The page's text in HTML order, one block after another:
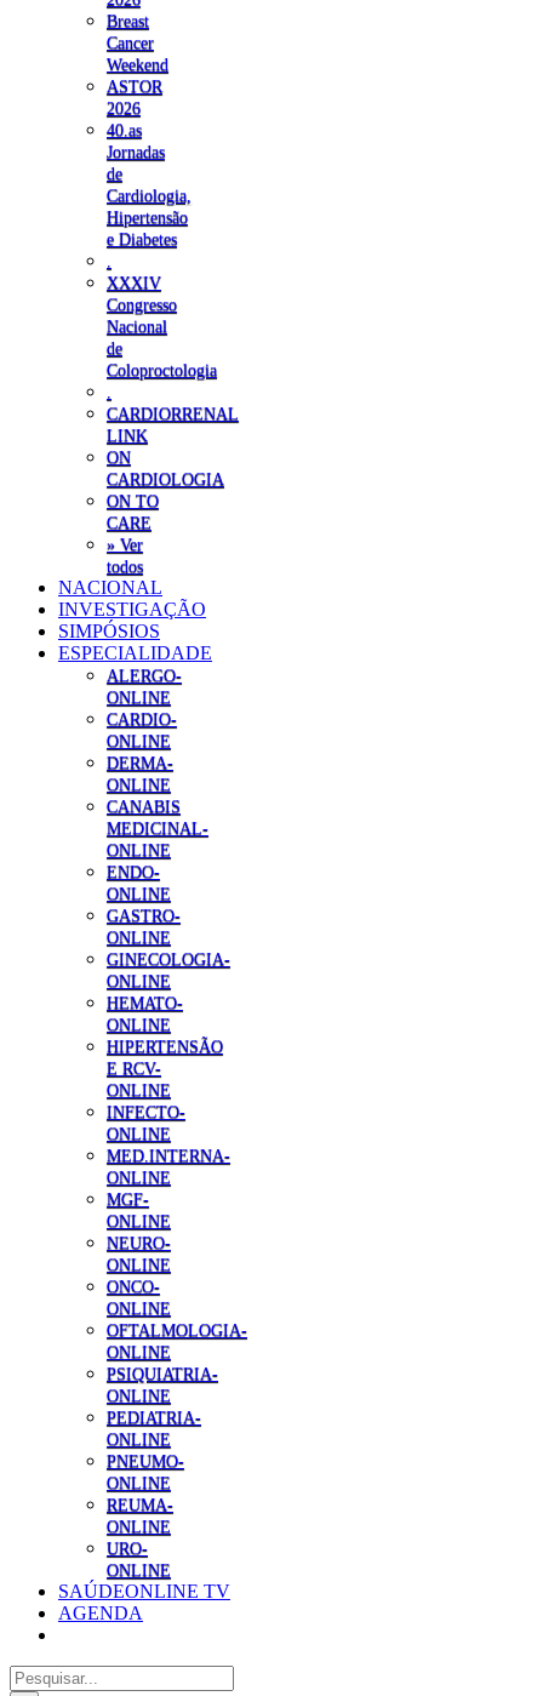
Breast
Cancer
Weekend
ASTOR
2026
40.as
Jornadas
de
Cardiologia,
Hipertensão
e Diabetes
XXXIV
Congresso
Nacional
de
Coloproctologia
CARDIORRENAL
LINK
ON
CARDIOLOGIA
ON TO
CARE
» Ver
todos
NACIONAL
INVESTIGAÇÃO
SIMPÓSIOS
ESPECIALIDADE
ALERGO-
ONLINE
CARDIO-
ONLINE
DERMA-
ONLINE
CANABIS
MEDICINAL-
ONLINE
ENDO-
ONLINE
GASTRO-
ONLINE
GINECOLOGIA-
ONLINE
HEMATO-
ONLINE
HIPERTENSÃO
E RCV-
ONLINE
INFECTO-
ONLINE
MED.INTERNA-
ONLINE
MGF-
ONLINE
NEURO-
ONLINE
ONCO-
ONLINE
OFTALMOLOGIA-
ONLINE
PSIQUIATRIA-
ONLINE
PEDIATRIA-
ONLINE
PNEUMO-
ONLINE
REUMA-
ONLINE
URO-
ONLINE
SAÚDEONLINE TV
AGENDA
Pesquisar